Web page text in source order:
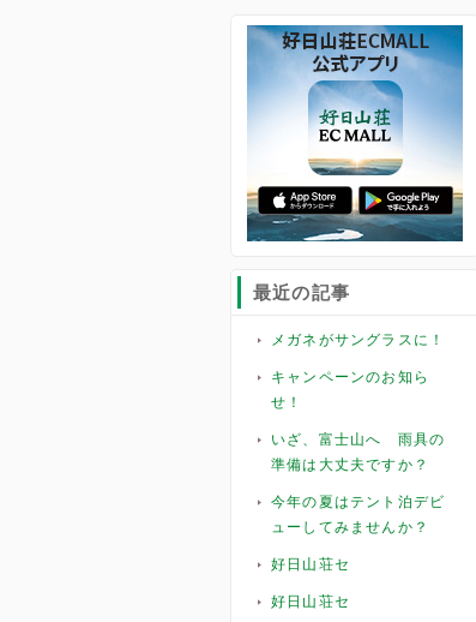
最近の記事
メガネがサングラスに！
キャンペーンのお知ら
せ！
いざ、富士山へ 雨具の
準備は大丈夫ですか？
今年の夏はテント泊デビ
ューしてみませんか？
好日山荘セ
好日山荘セ